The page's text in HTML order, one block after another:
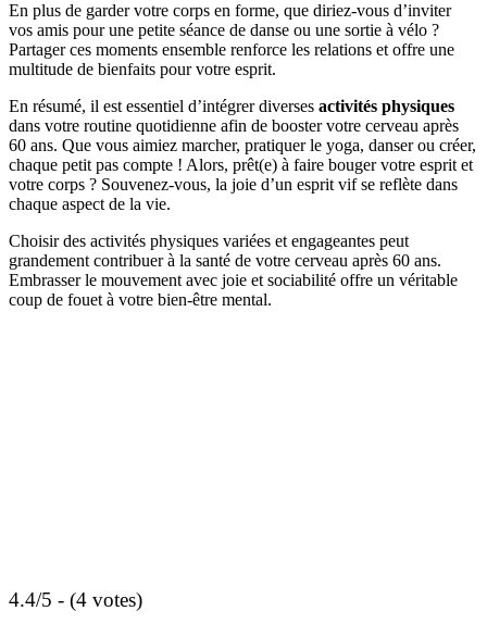
En plus de garder votre corps en forme, que diriez-vous d’inviter
vos amis pour une petite séance de danse ou une sortie à vélo ?
Partager ces moments ensemble renforce les relations et offre une
multitude de bienfaits pour votre esprit.
En résumé, il est essentiel d’intégrer diverses activités physiques
dans votre routine quotidienne afin de booster votre cerveau après
60 ans. Que vous aimiez marcher, pratiquer le yoga, danser ou créer,
chaque petit pas compte ! Alors, prêt(e) à faire bouger votre esprit et
votre corps ? Souvenez-vous, la joie d’un esprit vif se reflète dans
chaque aspect de la vie.
Choisir des activités physiques variées et engageantes peut
grandement contribuer à la santé de votre cerveau après 60 ans.
Embrasser le mouvement avec joie et sociabilité offre un véritable
coup de fouet à votre bien-être mental.
4.4/5 - (4 votes)